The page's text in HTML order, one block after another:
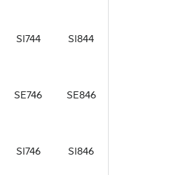
SI744 SI844
SE746 SE846
SI746 SI846